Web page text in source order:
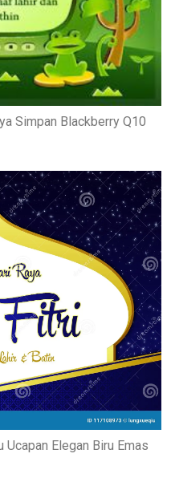
Simpan Blackberry Q10
Elegan Biru Emas